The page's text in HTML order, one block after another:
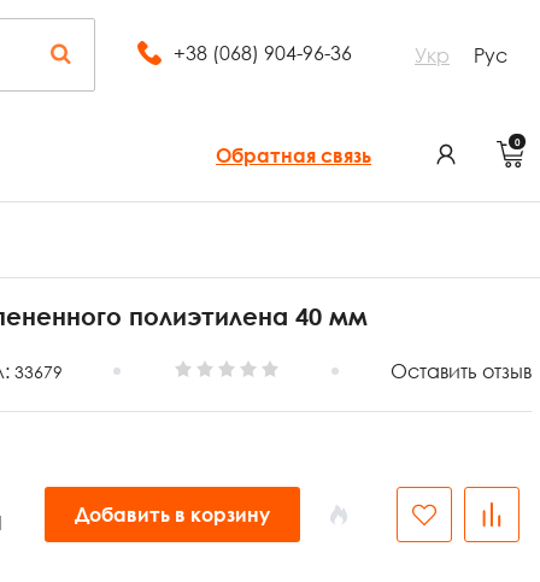
+38 (068) 904-96-36 Укр Рус
Обратная связь
0
полиэтилена 40 мм
33679 Оставить отзыв
Добавить в корзину